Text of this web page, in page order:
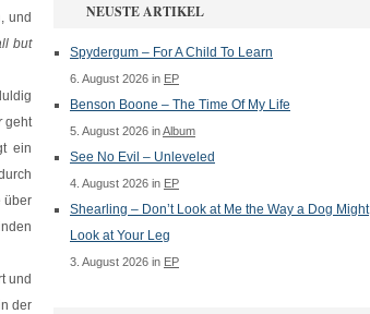
und
but
geht
ein
über
und
der
NEUSTE ARTIKEL
Spydergum – For A Child To Learn
6. August 2026 in EP
Benson Boone – The Time Of My Life
5. August 2026 inAlbum
See No Evil – Unleveled
4. August 2026 in EP
Shearling – Don’t Look at Me the Way a Dog Might
Look at Your Leg
3. August 2026 in EP